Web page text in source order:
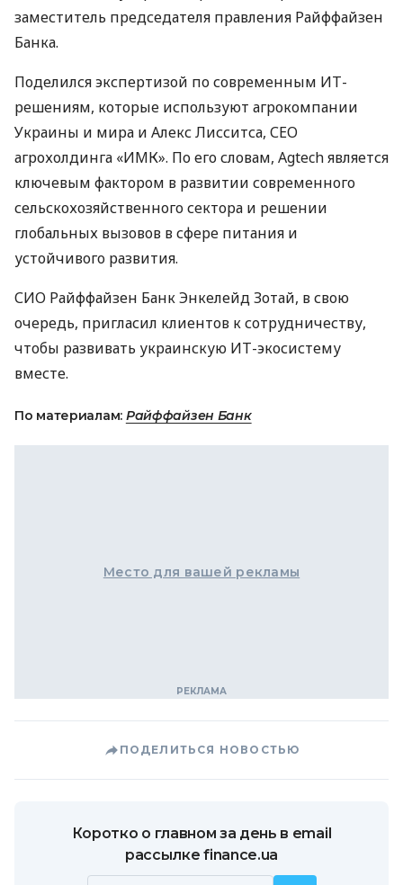
заместитель председателя правления Райффайзен
Банка.
Поделился экспертизой по современным ИТ-
решениям, которые используют агрокомпании
Украины и мира и Алекс Лисситса, СЕО
агрохолдинга «ИМК». По его словам, Agtech является
ключевым фактором в развитии современного
сельскохозяйственного сектора и решении
глобальных вызовов в сфере питания и
устойчивого развития.
СИО Райффайзен Банк Энкелейд Зотай, в свою
очередь, пригласил клиентов к сотрудничеству,
чтобы развивать украинскую ИТ-экосистему
вместе.
По материалам: Райффайзен Банк
Место для вашей рекламы
ПОДЕЛИТЬСЯ НОВОСТЬЮ
Коротко о главном за день в email
рассылке finance.ua